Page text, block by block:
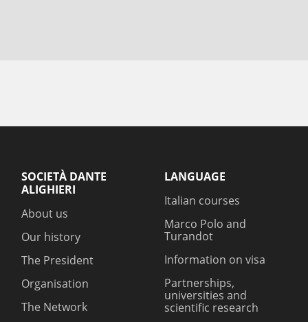
SOCIETÀ DANTE
ALIGHIERI
About us
Our history
The President
Organisation
The Network
LANGUAGE
Italian courses
Marco Polo and
Turandot
Information on visa
Partnerships,
universities and
scientific research